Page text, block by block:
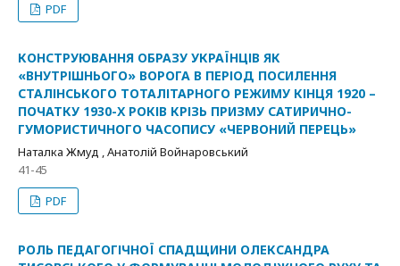
PDF
КОНСТРУЮВАННЯ ОБРАЗУ УКРАЇНЦІВ ЯК
«ВНУТРІШНЬОГО» ВОРОГА В ПЕРІОД ПОСИЛЕННЯ
СТАЛІНСЬКОГО ТОТАЛІТАРНОГО РЕЖИМУ КІНЦЯ 1920 –
ПОЧАТКУ 1930-Х РОКІВ КРІЗЬ ПРИЗМУ САТИРИЧНО-
ГУМОРИСТИЧНОГО ЧАСОПИСУ «ЧЕРВОНИЙ ПЕРЕЦЬ»
Наталка Жмуд , Анатолій Войнаровський
41-45
PDF
РОЛЬ ПЕДАГОГІЧНОЇ СПАДЩИНИ ОЛЕКСАНДРА